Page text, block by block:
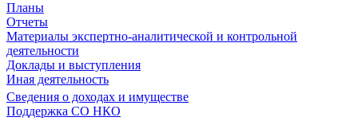
Планы
Отчеты
Материалы экспертно-аналитической и контрольной
деятельности
Доклады и выступления
Иная деятельность
Сведения о доходах и имуществе
Поддержка СО НКО